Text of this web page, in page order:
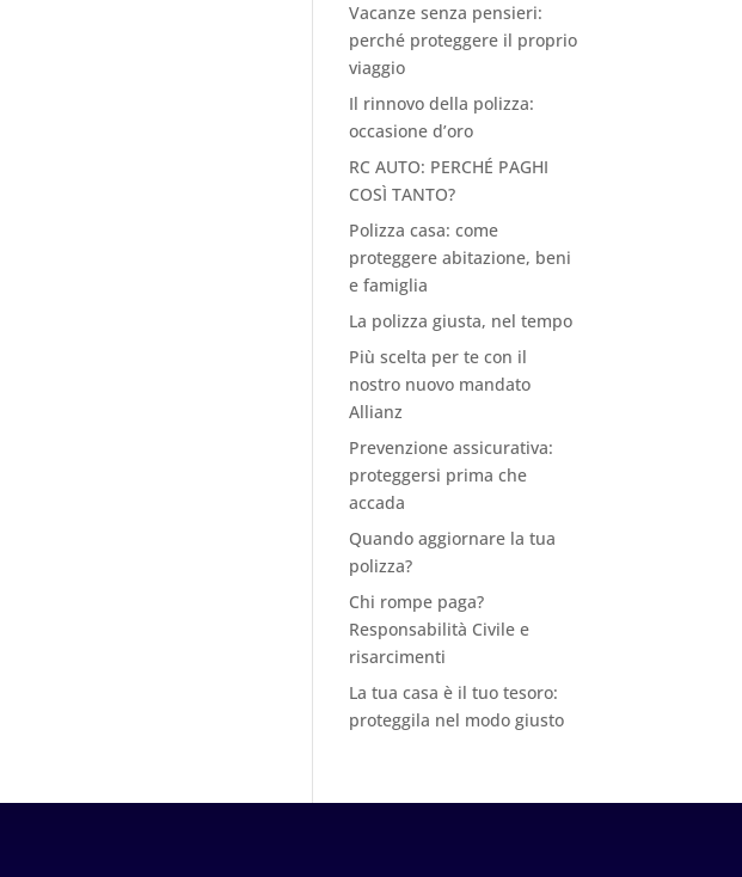
Vacanze senza pensieri:
perché proteggere il proprio
viaggio
Il rinnovo della polizza:
occasione d’oro
RC AUTO: PERCHÉ PAGHI
COSÌ TANTO?
Polizza casa: come
proteggere abitazione, beni
e famiglia
La polizza giusta, nel tempo
Più scelta per te con il
nostro nuovo mandato
Allianz
Prevenzione assicurativa:
proteggersi prima che
accada
Quando aggiornare la tua
polizza?
Chi rompe paga?
Responsabilità Civile e
risarcimenti
La tua casa è il tuo tesoro:
proteggila nel modo giusto